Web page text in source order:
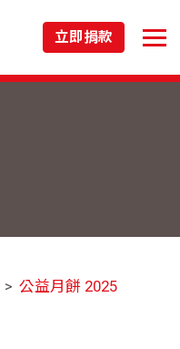
立即捐款
公益月餅 2025